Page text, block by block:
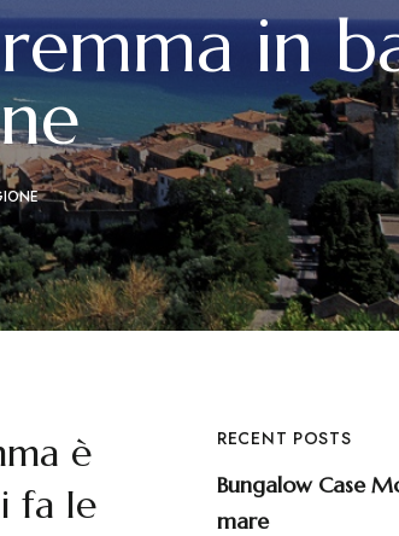
in
è
fa le
RECENT POSTS
Bungalow Case
mare